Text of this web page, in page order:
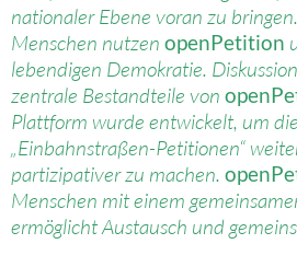
nationaler Ebene voran zu
Menschen nutzen openPetition
lebendigen Demokratie.
zentrale Bestandteile von
Plattform wurde entwickelt, um
„Einbahnstraßen-Petitionen“
partizipativer zu machen.
Menschen mit einem
ermöglicht Austausch und